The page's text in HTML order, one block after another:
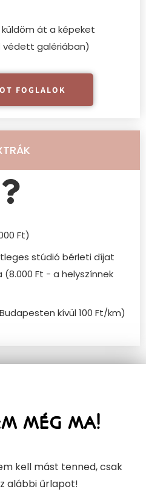
át a képeket
védett galériában)
FOGLALOK
Ft)
stúdió bérleti díjat
Ft - a helyszínnek
kívül 100 Ft/km)
MÉG MA!
kell mást tenned, csak
alábbi űrlapot!